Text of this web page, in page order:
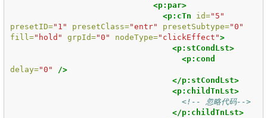
<p:par>
<p:cTn
id="5"
presetID="1" presetClass="entr" presetSubtype="0"
fill="hold" grpId="0" nodeType="clickEffect">
<p:stCondLst>
<p:cond
delay="0"
/>
</p:stCondLst>
<p:childTnLst>
<!-- 忽略代码-->
</p:childTnLst>